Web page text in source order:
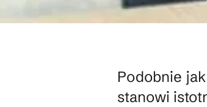
Podobnie
stanowi